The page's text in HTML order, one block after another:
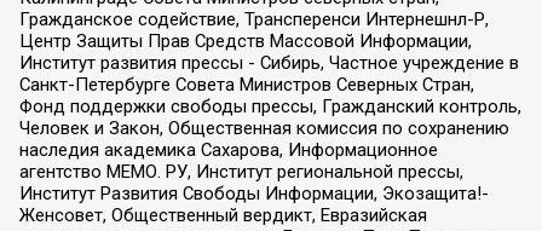
Гражданское содействие, Трансперенси Интернешнл-Р,
Центр Защиты Прав Средств Массовой Информации,
Институт развития прессы - Сибирь, Частное учреждение в
Санкт-Петербурге Совета Министров Северных Стран,
Фонд поддержки свободы прессы, Гражданский контроль,
Человек и Закон, Общественная комиссия по сохранению
наследия академика Сахарова, Информационное
агентство МЕМО. РУ, Институт региональной прессы,
Институт Развития Свободы Информации, Экозащита!-
Женсовет, Общественный вердикт, Евразийская